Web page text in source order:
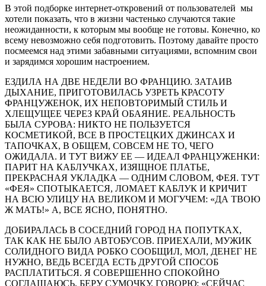
В этой подборке интернет-откровений от пользователей мы
хотели показать, что в жизни частенько случаются такие
неожиданности, к которым мы вообще не готовы. Конечно, ко
всему невозможно себя подготовить. Поэтому давайте просто
посмеемся над этими забавными ситуациями, вспомним свои
и зарядимся хорошим настроением.
ЕЗДИЛА НА ДВЕ НЕДЕЛИ ВО ФРАНЦИЮ. ЗАТАИВ
ДЫХАНИЕ, ПРИГОТОВИЛАСЬ УЗРЕТЬ КРАСОТУ
ФРАНЦУЖЕНОК, ИХ НЕПОВТОРИМЫЙ СТИЛЬ И
ХЛЕЩУЩЕЕ ЧЕРЕЗ КРАЙ ОБАЯНИЕ. РЕАЛЬНОСТЬ
БЫЛА СУРОВА: НИКТО НЕ ПОЛЬЗУЕТСЯ
КОСМЕТИКОЙ, ВСЕ В ПРОСТЕЦКИХ ДЖИНСАХ И
ТАПОЧКАХ, В ОБЩЕМ, СОВСЕМ НЕ ТО, ЧЕГО
ОЖИДАЛА. И ТУТ ВИЖУ ЕЕ — ИДЕАЛ ФРАНЦУЖЕНКИ:
ПАРИТ НА КАБЛУЧКАХ, ИЗЯЩНОЕ ПЛАТЬЕ,
ПРЕКРАСНАЯ УКЛАДКА — ОДНИМ СЛОВОМ, ФЕЯ. ТУТ
«ФЕЯ» СПОТЫКАЕТСЯ, ЛОМАЕТ КАБЛУК И КРИЧИТ
НА ВСЮ УЛИЦУ НА ВЕЛИКОМ И МОГУЧЕМ: «ДА ТВОЮ
Ж МАТЬ!» А, ВСЕ ЯСНО, ПОНЯТНО.
ДОБИРАЛАСЬ В СОСЕДНИЙ ГОРОД НА ПОПУТКАХ,
ТАК КАК НЕ БЫЛО АВТОБУСОВ. ПРИЕХАЛИ, МУЖИК
СОЛИДНОГО ВИДА РОБКО СООБЩИЛ, МОЛ, ДЕНЕГ НЕ
НУЖНО, ВЕДЬ ВСЕГДА ЕСТЬ ДРУГОЙ СПОСОБ
РАСПЛАТИТЬСЯ. Я СОВЕРШЕННО СПОКОЙНО
СОГЛАШАЮСЬ, БЕРУ СУМОЧКУ, ГОВОРЮ: «СЕЙЧАС